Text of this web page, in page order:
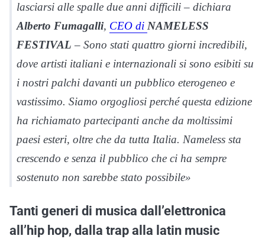
lasciarsi alle spalle due anni difficili– dichiara
Alberto Fumagalli, CEO di NAMELESS
FESTIVAL – Sono stati quattro giorni incredibili,
dove artisti italiani e internazionali si sono esibiti su
i nostri palchi davanti un pubblico eterogeneo e
vastissimo. Siamo orgogliosi perché questa edizione
ha richiamato partecipanti anche da moltissimi
paesi esteri, oltre che da tutta Italia. Nameless sta
crescendo e senza il pubblico che ci ha sempre
sostenuto non sarebbe stato possibile»
Tanti generi di musica dall’elettronica
all’hip hop, dalla trap alla latin music